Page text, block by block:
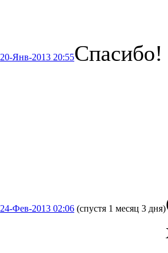
20-Янв-2013 20:55
24-Фев-2013 02:06 (спустя 1 месяц 3 дня)